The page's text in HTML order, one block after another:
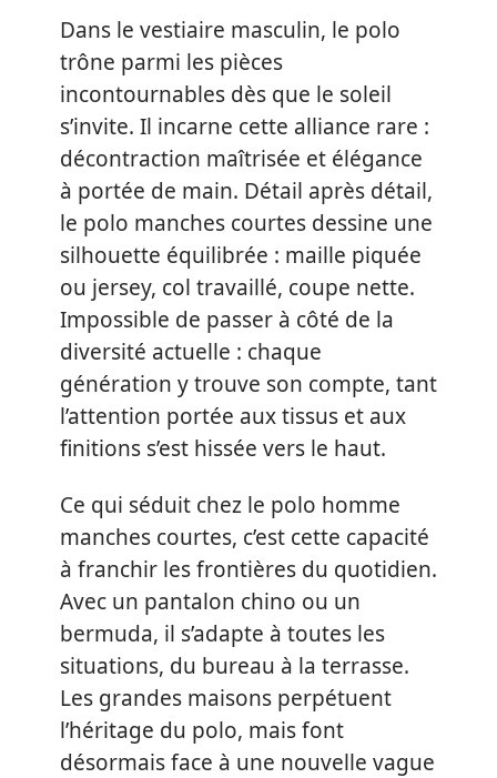
Dans le vestiaire masculin, le polo
trône parmi les pièces
incontournables dès que le soleil
s’invite. Il incarne cette alliance rare :
décontraction maîtrisée et élégance
à portée de main. Détail après détail,
le polo manches courtes dessine une
silhouette équilibrée : maille piquée
ou jersey, col travaillé, coupe nette.
Impossible de passer à côté de la
diversité actuelle : chaque
génération y trouve son compte, tant
l’attention portée aux tissus et aux
finitions s’est hissée vers le haut.
Ce qui séduit chez le polo homme
manches courtes, c’est cette capacité
à franchir les frontières du quotidien.
Avec un pantalon chino ou un
bermuda, il s’adapte à toutes les
situations, du bureau à la terrasse.
Les grandes maisons perpétuent
l’héritage du polo, mais font
désormais face à une nouvelle vague